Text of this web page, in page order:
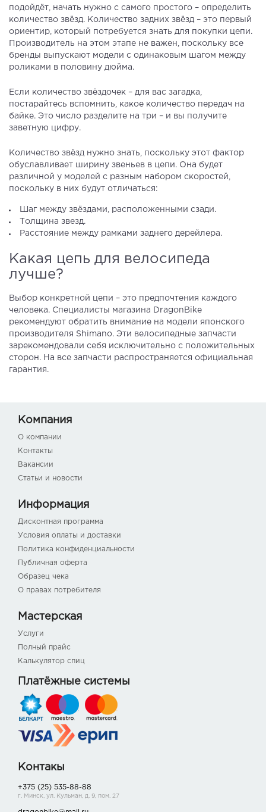
подойдёт, начать нужно с самого простого – определить
количество звёзд. Количество задних звёзд – это первый
ориентир, который потребуется знать для покупки цепи.
Производитель на этом этапе не важен, поскольку все
бренды выпускают модели с одинаковым шагом между
роликами в половину дюйма.
Если количество звёздочек – для вас загадка,
постарайтесь вспомнить, какое количество передач на
байке. Это число разделите на три – и вы получите
заветную цифру.
Количество звёзд нужно знать, поскольку этот фактор
обуславливает ширину звеньев в цепи. Она будет
различной у моделей с разным набором скоростей,
поскольку в них будут отличаться:
Шаг между звёздами, расположенными сзади.
Толщина звезд.
Расстояние между рамками заднего дерейлера.
Какая цепь для велосипеда
лучше?
Выбор конкретной цепи – это предпочтения каждого
человека. Специалисты магазина DragonBike
рекомендуют обратить внимание на модели японского
производителя Shimano. Эти велосипедные запчасти
зарекомендовали себя исключительно с положительных
сторон. На все запчасти распространяется официальная
гарантия.
Компания
О компании
Контакты
Вакансии
Статьи и новости
Информация
Дисконтная программа
Условия оплаты и доставки
Политика конфиденциальности
Публичная оферта
Образец чека
О правах потребителя
Мастерская
Услуги
Полный прайс
Калькулятор спиц
Платёжные системы
Контакы
+375 (25) 535-88-88
г. Минск, ул. Кульман, д. 9, пом. 27